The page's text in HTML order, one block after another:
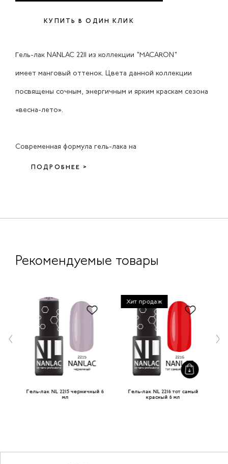
КУПИТЬ В ОДИН КЛИК
Гель-лак NANLAC 2211 из коллекции "MACARON"
имеет манговый оттенок. Цвета данной коллекции
посвящены сочным, энергичным и ярким краскам сезона
«весна-лето».
Современная формула гель-лака на
ПОДРОБНЕЕ >
Рекомендуемые товары
Гель-лак NL 2215 черничный 6
мл
Хит продаж
Гель-лак NL 2216 тот самый
красный 6 мл